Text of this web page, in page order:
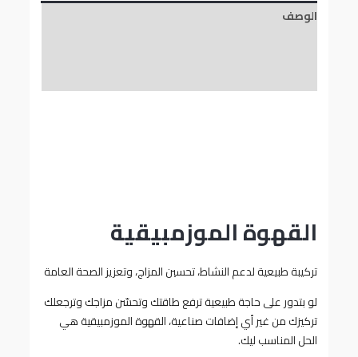
الوصف
القهوة الموزمبيقية
تركيبة طبيعية لدعم النشاط، تحسين المزاج، وتعزيز الصحة العامة
لو بتدور على حاجة طبيعية ترفع طاقتك وتحسّن مزاجك وترجعلك
تركيزك من غير أي إضافات صناعية، القهوة الموزمبيقية هي
الحل المناسب ليك.